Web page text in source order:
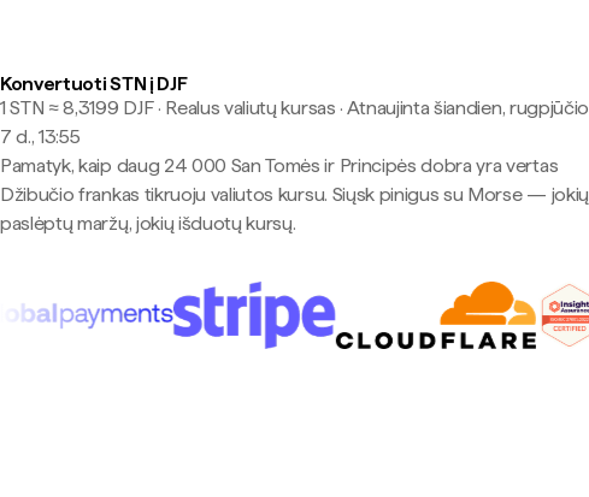
Konvertuoti STN į DJF
1 STN ≈ 8,3199 DJF · Realus valiutų kursas · Atnaujinta šiandien, rugpjūčio
7 d., 13:55
Pamatyk, kaip daug 24 000 San Tomės ir Principės dobra yra vertas
Džibučio frankas tikruoju valiutos kursu. Siųsk pinigus su Morse — jokių
paslėptų maržų, jokių išduotų kursų.